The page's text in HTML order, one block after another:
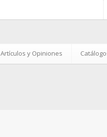
Artículos y Opiniones